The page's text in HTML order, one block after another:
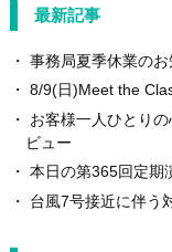
最新記事
事務局夏季休業の
8/9(日)Meet the
お客様一人ひとり
ビュー
本日の第365回定期
台風7号接近に伴う